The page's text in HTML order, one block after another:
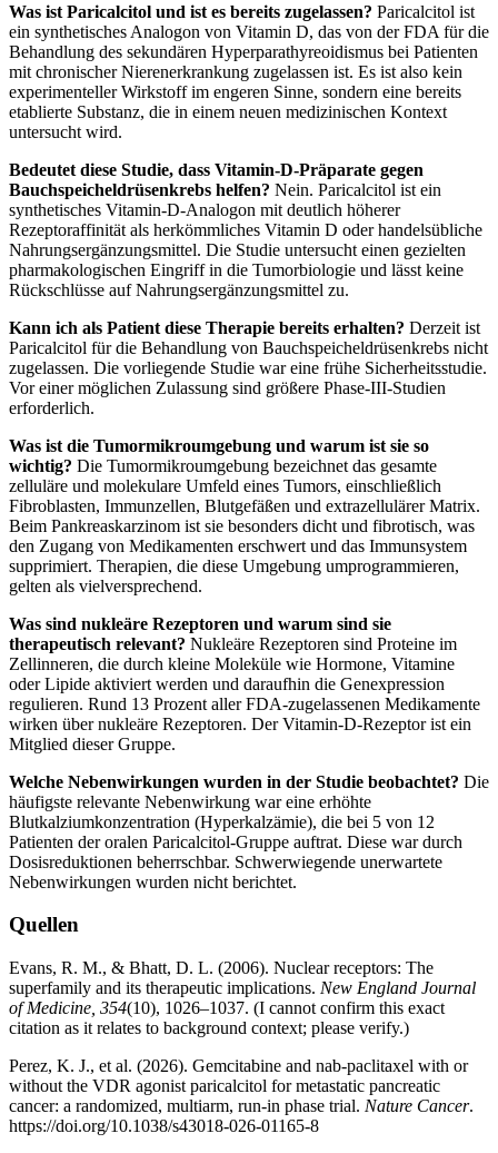
Was ist Paricalcitol und ist es bereits zugelassen? Paricalcitol ist
ein synthetisches Analogon von Vitamin D, das von der FDA für die
Behandlung des sekundären Hyperparathyreoidismus bei Patienten
mit chronischer Nierenerkrankung zugelassen ist. Es ist also kein
experimenteller Wirkstoff im engeren Sinne, sondern eine bereits
etablierte Substanz, die in einem neuen medizinischen Kontext
untersucht wird.
Bedeutet diese Studie, dass Vitamin-D-Präparate gegen
Bauchspeicheldrüsenkrebs helfen? Nein. Paricalcitol ist ein
synthetisches Vitamin-D-Analogon mit deutlich höherer
Rezeptoraffinität als herkömmliches Vitamin D oder handelsübliche
Nahrungsergänzungsmittel. Die Studie untersucht einen gezielten
pharmakologischen Eingriff in die Tumorbiologie und lässt keine
Rückschlüsse auf Nahrungsergänzungsmittel zu.
Kann ich als Patient diese Therapie bereits erhalten? Derzeit ist
Paricalcitol für die Behandlung von Bauchspeicheldrüsenkrebs nicht
zugelassen. Die vorliegende Studie war eine frühe Sicherheitsstudie.
Vor einer möglichen Zulassung sind größere Phase-III-Studien
erforderlich.
Was ist die Tumormikroumgebung und warum ist sie so
wichtig? Die Tumormikroumgebung bezeichnet das gesamte
zelluläre und molekulare Umfeld eines Tumors, einschließlich
Fibroblasten, Immunzellen, Blutgefäßen und extrazellulärer Matrix.
Beim Pankreaskarzinom ist sie besonders dicht und fibrotisch, was
den Zugang von Medikamenten erschwert und das Immunsystem
supprimiert. Therapien, die diese Umgebung umprogrammieren,
gelten als vielversprechend.
Was sind nukleäre Rezeptoren und warum sind sie
therapeutisch relevant? Nukleäre Rezeptoren sind Proteine im
Zellinneren, die durch kleine Moleküle wie Hormone, Vitamine
oder Lipide aktiviert werden und daraufhin die Genexpression
regulieren. Rund 13 Prozent aller FDA-zugelassenen Medikamente
wirken über nukleäre Rezeptoren. Der Vitamin-D-Rezeptor ist ein
Mitglied dieser Gruppe.
Welche Nebenwirkungen wurden in der Studie beobachtet? Die
häufigste relevante Nebenwirkung war eine erhöhte
Blutkalziumkonzentration (Hyperkalzämie), die bei 5 von 12
Patienten der oralen Paricalcitol-Gruppe auftrat. Diese war durch
Dosisreduktionen beherrschbar. Schwerwiegende unerwartete
Nebenwirkungen wurden nicht berichtet.
Quellen
Evans, R. M., & Bhatt, D. L. (2006). Nuclear receptors: The
superfamily and its therapeutic implications. New England Journal
of Medicine, 354(10), 1026–1037. (I cannot confirm this exact
citation as it relates to background context; please verify.)
Perez, K. J., et al. (2026). Gemcitabine and nab-paclitaxel with or
without the VDR agonist paricalcitol for metastatic pancreatic
cancer: a randomized, multiarm, run-in phase trial. Nature Cancer.
https://doi.org/10.1038/s43018-026-01165-8